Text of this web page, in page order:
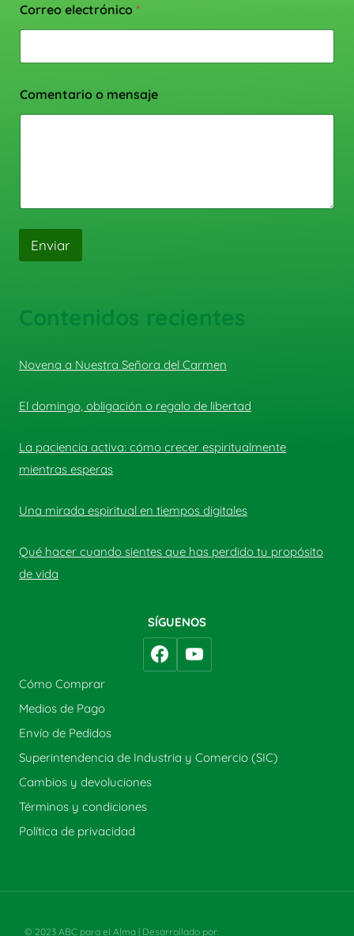
Correo electrónico *
Comentario o mensaje
Enviar
Contenidos recientes
Novena a Nuestra Señora del Carmen
El domingo, obligación o regalo de libertad
La paciencia activa: cómo crecer espiritualmente
mientras esperas
Una mirada espiritual en tiempos digitales
Qué hacer cuando sientes que has perdido tu propósito
de vida
SÍGUENOS
Cómo Comprar
Medios de Pago
Envío de Pedidos
Superintendencia de Industria y Comercio (SIC)
Cambios y devoluciones
Términos y condiciones
Política de privacidad
© 2023 ABC para el Alma | Desarrollado por: